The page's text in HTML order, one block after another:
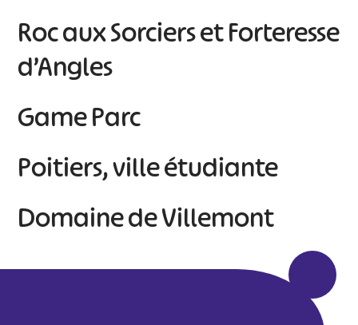
Roc aux Sorciers et Forteresse
d’Angles
Game Parc
Poitiers, ville étudiante
Domaine de Villemont